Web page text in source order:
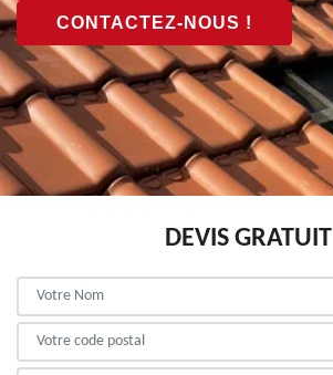
CONTACTEZ-NOUS !
DEVIS GRATUIT